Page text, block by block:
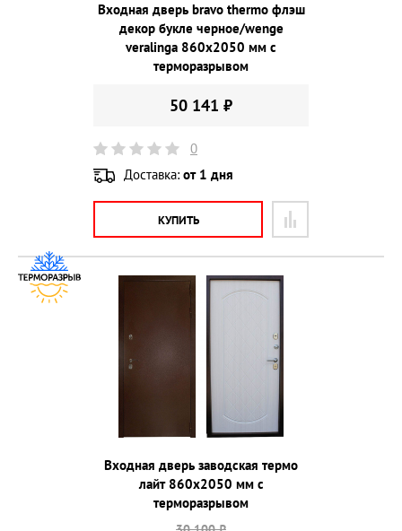
Входная дверь bravo thermo флэш
декор букле черное/wenge
veralinga 860х2050 мм с
терморазрывом
50 141 ₽
0
Доставка: от 1 дня
КУПИТЬ
Входная дверь заводская термо
лайт 860х2050 мм с
терморазрывом